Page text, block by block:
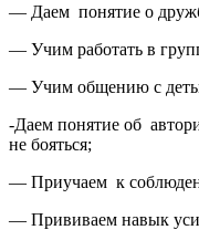
— Даем понятие о
— Учим работать в
— Учим общению с
-Даем понятие об
не бояться;
— Приучаем к
— Прививаем навык